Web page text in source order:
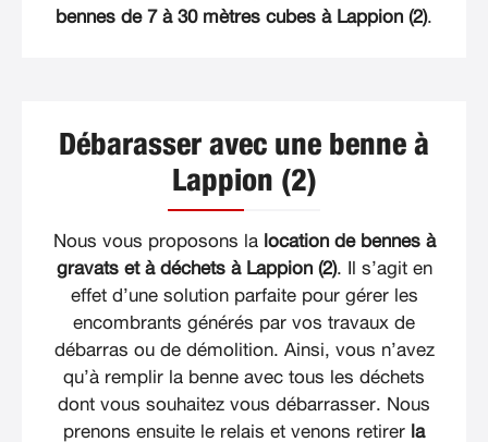
bennes de 7 à 30 mètres cubes à Lappion (2).
Débarasser avec une benne à
Lappion (2)
Nous vous proposons la location de bennes à
gravats et à déchets à Lappion (2). Il s’agit en
effet d’une solution parfaite pour gérer les
encombrants générés par vos travaux de
débarras ou de démolition. Ainsi, vous n’avez
qu’à remplir la benne avec tous les déchets
dont vous souhaitez vous débarrasser. Nous
prenons ensuite le relais et venons retirer la